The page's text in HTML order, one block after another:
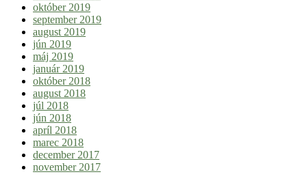
október 2019
september 2019
august 2019
jún 2019
máj 2019
január 2019
október 2018
august 2018
júl 2018
jún 2018
apríl 2018
marec 2018
december 2017
november 2017